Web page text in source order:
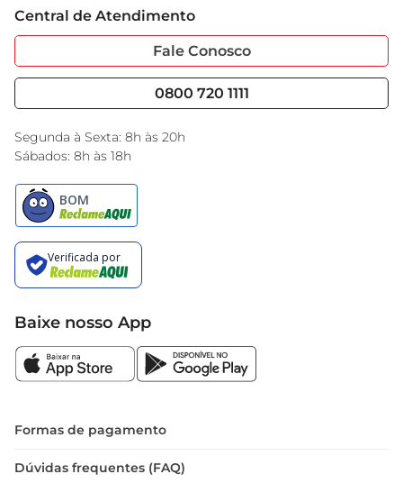
Sobre Privacidade
Portal do Fornecedo
Nossas Lojas
Garantia Estendida
Serviços
Black Friday
Encarte do Dia
Central de Atendimento
Fale Conosco
0800 720 1111
Segunda à Sexta: 8h às 20h
Sábados: 8h às 18h
Baixe nosso App
Formas de pagamento
Dúvidas frequentes (FAQ)